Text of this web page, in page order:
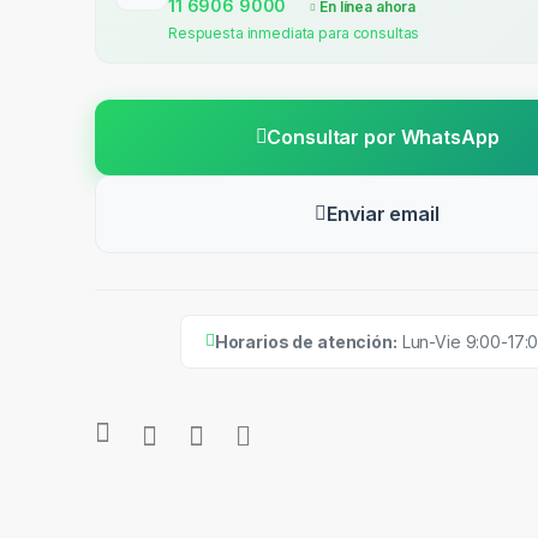
11 6906 9000
En línea ahora
Respuesta inmediata para consultas
Consultar por WhatsApp
Enviar email
Horarios de atención: Lun-Vie 9:00-